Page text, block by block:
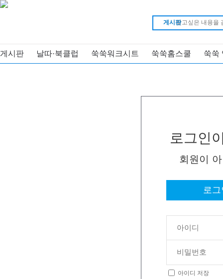
게시판
게시판 날따·북클럽 쑥쑥워크시트 쑥쑥홈스쿨 쑥쑥
로그인
회원이
로
아이디 저장